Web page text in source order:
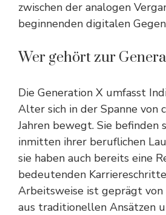
zwischen der analogen
beginnenden digitalen
Wer gehört zur
Die Generation X umfasst
Alter sich in der Spanne von
Jahren bewegt. Sie befinden
inmitten ihrer beruflichen
sie haben auch bereits eine
bedeutenden
Arbeitsweise ist geprägt von
aus traditionellen Ansätzen